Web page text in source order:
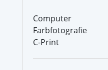
Computer
Farbfotografie
C-Print